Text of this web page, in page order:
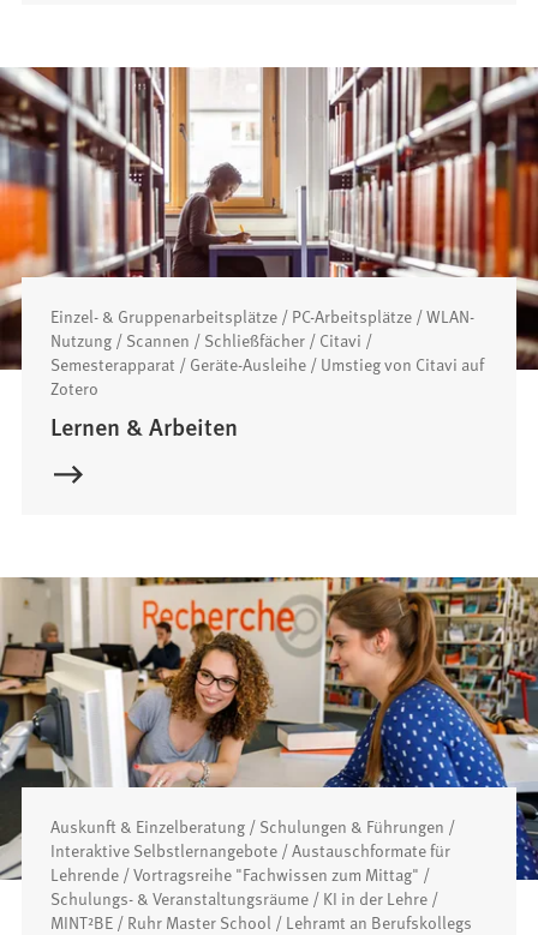
Einzel- & Gruppenarbeitsplätze / PC-Arbeitsplätze / WLAN-
Nutzung / Scannen / Schließfächer / Citavi /
Semesterapparat / Geräte-Ausleihe / Umstieg von Citavi auf
Zotero
Lernen & Arbeiten
Auskunft & Einzelberatung / Schulungen & Führungen /
Interaktive Selbstlernangebote / Austauschformate für
Lehrende / Vortragsreihe "Fachwissen zum Mittag" /
Schulungs- & Veranstaltungsräume / KI in der Lehre /
MINT²BE / Ruhr Master School / Lehramt an Berufskollegs